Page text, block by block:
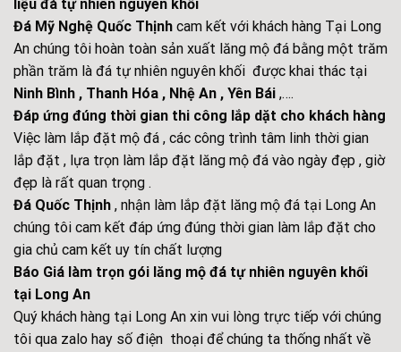
liệu đá tự nhiên nguyên khối
Đá Mỹ Nghệ Quốc Thịnh cam kết với khách hàng Tại Long
An chúng tôi hoàn toàn sản xuất lăng mộ đá bằng một trăm
phần trăm là đá tự nhiên nguyên khối được khai thác tại
Ninh Bình , Thanh Hóa , Nhệ An , Yên Bái ,….
Đáp ứng đúng thời gian thi công lắp dặt cho khách hàng
Việc làm lắp đặt mộ đá , các công trình tâm linh thời gian
lắp đặt , lựa trọn làm lắp đặt lăng mộ đá vào ngày đẹp , giờ
đẹp là rất quan trọng .
Đá Quốc Thịnh , nhận làm lắp đặt lăng mộ đá tại Long An
chúng tôi cam kết đáp ứng đúng thời gian làm lắp đặt cho
gia chủ cam kết uy tín chất lượng
Báo Giá làm trọn gói lăng mộ đá tự nhiên nguyên khối
tại Long An
Quý khách hàng tại Long An xin vui lòng trực tiếp với chúng
tôi qua zalo hay số điện thoại để chúng ta thống nhất về